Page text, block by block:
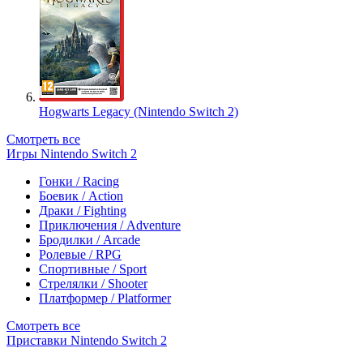
Hogwarts Legacy (Nintendo Switch 2)
Смотреть все
Игры Nintendo Switch 2
Гонки / Racing
Боевик / Action
Драки / Fighting
Приключения / Adventure
Бродилки / Arcade
Ролевые / RPG
Спортивные / Sport
Стрелялки / Shooter
Платформер / Platformer
Смотреть все
Приставки Nintendo Switch 2